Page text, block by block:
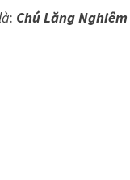
: Chú Lăng Nghiêm